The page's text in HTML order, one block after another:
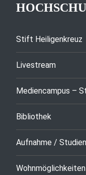
Stift Heiligenkreuz
Livestream
Mediencampus –
Bibliothek
Aufnahme /
Wohnmöglichkeiten